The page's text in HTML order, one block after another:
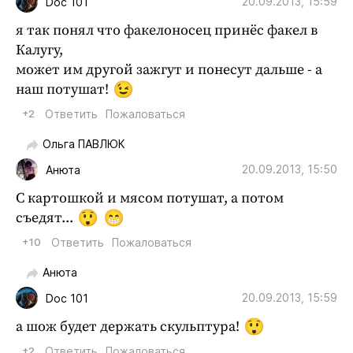
я так понял что факелоносец принёс факел в
Калугу,
может им другой зажгут и понесут дальше - а
наш потушат!
+2 Ответить Пожаловаться
Ольга ПАВЛЮК
Анюта
20.09.2013, 15:50
С картошкой и мясом потушат, а потом
съедят...
+10 Ответить Пожаловаться
Анюта
Doc 101
20.09.2013, 15:59
а шож будет держать скульптура!